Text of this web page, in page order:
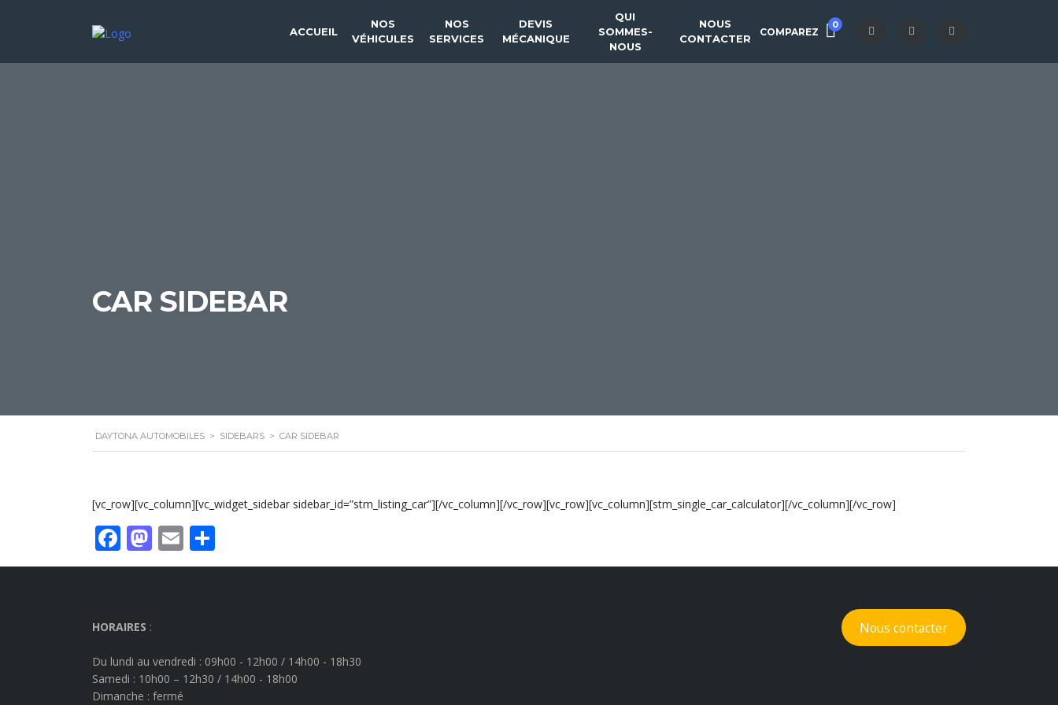
COMPAREZ
0
ACCUEIL
NOS
VÉHICULES
NOS
SERVICES
DEVIS
MÉCANIQUE
QUI
SOMMES-
NOUS
NOUS
CONTACTER
CAR SIDEBAR
DAYTONA AUTOMOBILES > SIDEBARS > CAR SIDEBAR
[vc_row][vc_column][vc_widget_sidebar sidebar_id=”stm_listing_car”][/vc_column][/vc_row][vc_row][vc_column][stm_single_car_calculator][/vc_column][/vc_row]
Facebook
Mastodon
Email
HORAIRES :
Du lundi au vendredi : 09h00 - 12h00 / 14h00 - 18h30
Samedi : 10h00 – 12h30 / 14h00 - 18h00
Dimanche : fermé
Nous contacter